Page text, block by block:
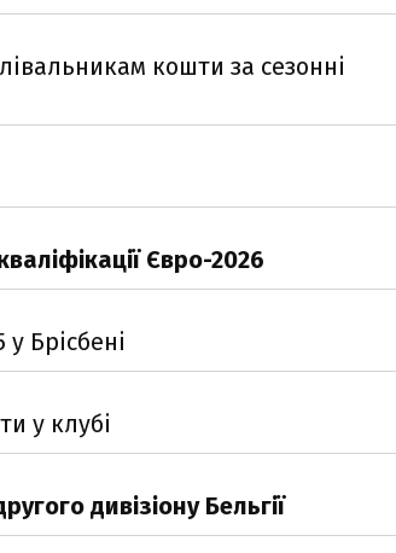
кошти за сезонні
Євро-2026
Брісбені
у клубі
дивізіону Бельгії